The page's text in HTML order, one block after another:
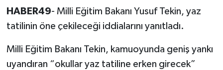
HABER49- Milli Eğitim Bakanı Yusuf Tekin, yaz
tatilinin öne çekileceği iddialarını yanıtladı.
Milli Eğitim Bakanı Tekin, kamuoyunda geniş yankı
uyandıran “okullar yaz tatiline erken girecek”
Korkut
Malazgirt